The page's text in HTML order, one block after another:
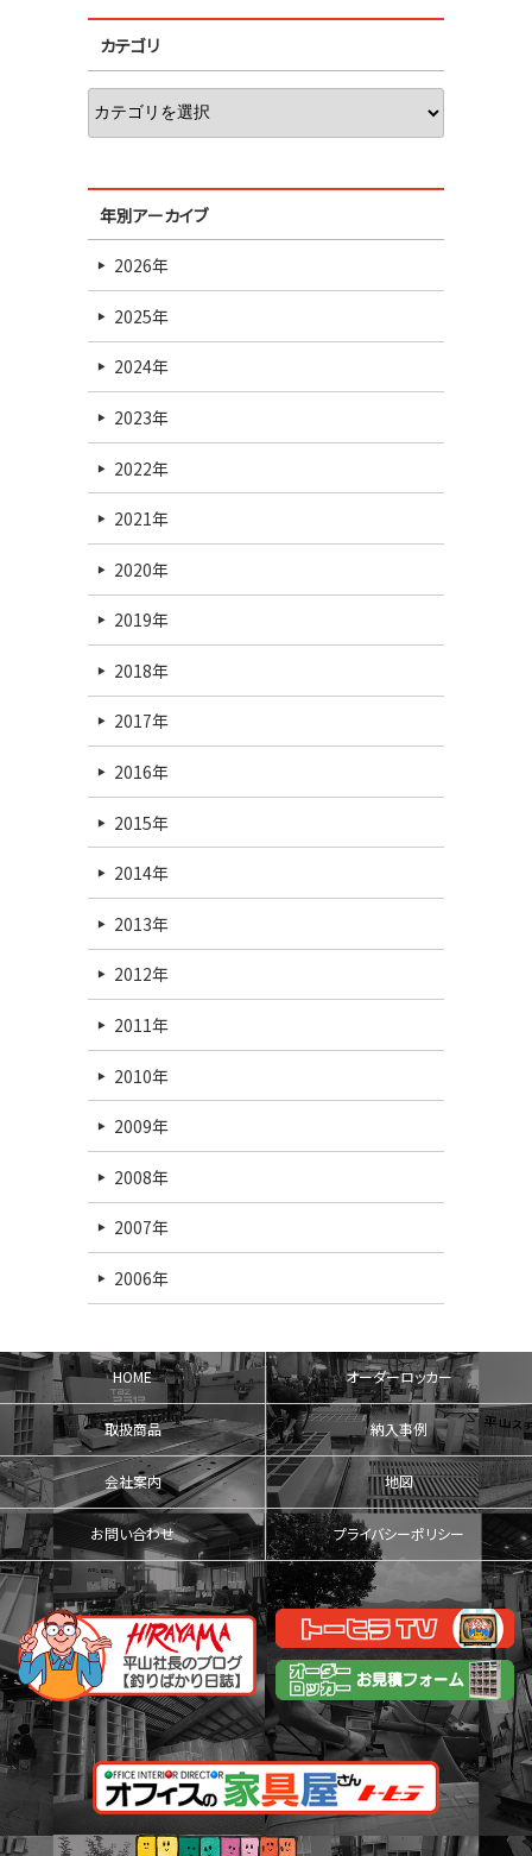
カテゴリ
年別アーカイブ
2026年
2025年
2024年
2023年
2022年
2021年
2020年
2019年
2018年
2017年
2016年
2015年
2014年
2013年
2012年
2011年
2010年
2009年
2008年
2007年
2006年
HOME オーダーロッカー
取扱商品 納入事例
会社案内 地図
お問い合わせ プライバシーポリシー